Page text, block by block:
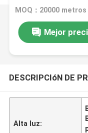
construir la
MOQ：20000 metros
Mejor
DESCRIPCIóN DE
Alta luz: